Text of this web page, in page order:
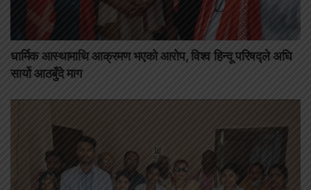
धार्मिक आस्थामाथि आक्रमण भएको आरोप, विश्व हिन्दू परिषद्ले अघि
सार्यो आठबुँदे माग